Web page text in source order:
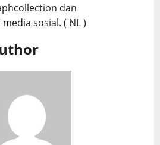
dan
sosial. ( NL )